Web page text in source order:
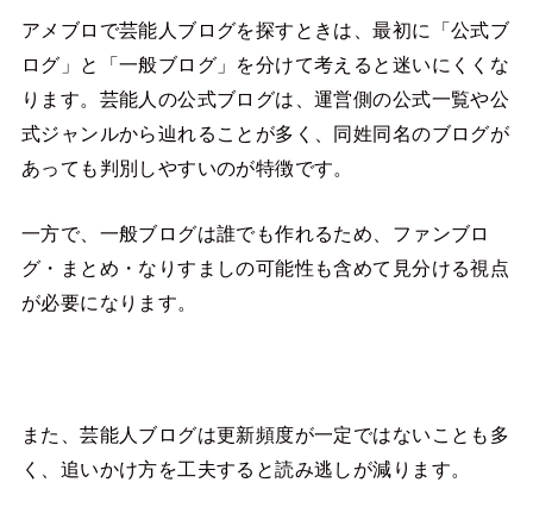
アメブロで芸能人ブログを探すときは、最初に「公式ブ
ログ」と「一般ブログ」を分けて考えると迷いにくくな
ります。芸能人の公式ブログは、運営側の公式一覧や公
式ジャンルから辿れることが多く、同姓同名のブログが
あっても判別しやすいのが特徴です。
一方で、一般ブログは誰でも作れるため、ファンブロ
グ・まとめ・なりすましの可能性も含めて見分ける視点
が必要になります。
また、芸能人ブログは更新頻度が一定ではないことも多
く、追いかけ方を工夫すると読み逃しが減ります。